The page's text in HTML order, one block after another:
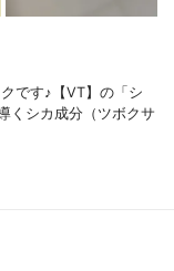
です♪【VT】の「シ
くシカ成分（ツボクサ